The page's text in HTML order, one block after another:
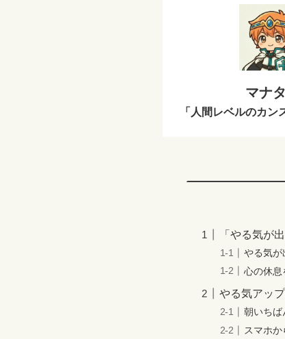
マナ
「人間レベルのカン
「やる気が
やる気が
心の休息
やる気アッ
朝いちば
スマホ